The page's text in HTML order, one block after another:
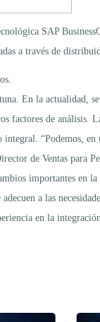
SAP
a través de
En la actualidad,
factores de
“Podemos,
de Ventas para
importantes en la
a las
en la